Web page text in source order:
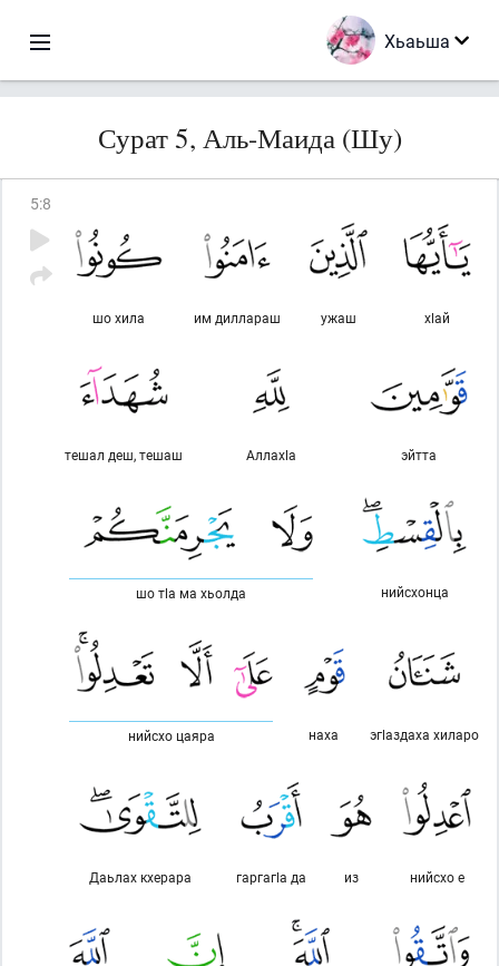
Хьаьша
Сурат 5, Аль-Маида (Шу)
5:8
хlай
ужаш
им диллараш
шо хила
эйтта
Аллахlа
тешал деш, тешаш
нийсхонца
шо тlа ма хьолда
эгlаздаха хиларо
наха
нийсхо цаяра
нийсхо е
из
гаргагlа да
Даьлах кхерара